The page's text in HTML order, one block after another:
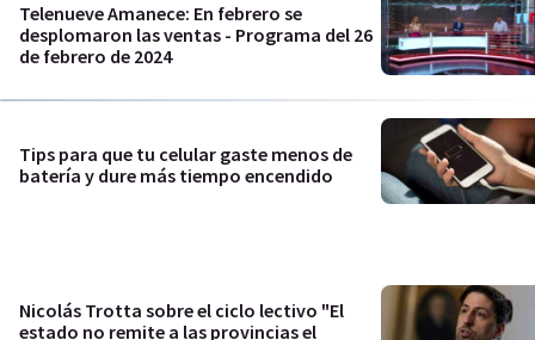
Telenueve Amanece: En febrero se
desplomaron las ventas - Programa del 26
de febrero de 2024
Tips para que tu celular gaste menos de
batería y dure más tiempo encendido
Nicolás Trotta sobre el ciclo lectivo "El
estado no remite a las provincias el